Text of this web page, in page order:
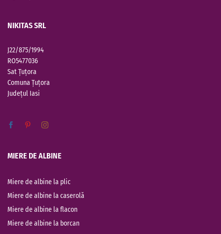
NIKITAS SRL
J22/875/1994
RO5477036
Sat Țuțora
Comuna Țuțora
Județul Iasi
MIERE DE ALBINE
Miere de albine la plic
Miere de albine la caserolă
Miere de albine la flacon
Miere de albine la borcan